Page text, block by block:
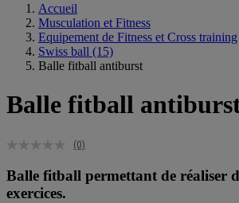
Accueil
Musculation et Fitness
Equipement de Fitness et Cross training
Swiss ball (15)
Balle fitball antiburst
Balle fitball
(0)
Balle fitball permettant de réaliser
exercices.